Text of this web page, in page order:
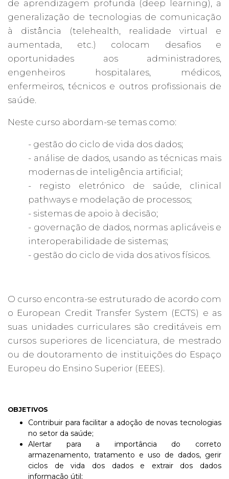
de aprendizagem profunda (deep learning), a
generalização de tecnologias de comunicação
à distância (telehealth, realidade virtual e
aumentada, etc.) colocam desafios e
oportunidades aos administradores,
engenheiros hospitalares, médicos,
enfermeiros, técnicos e outros profissionais de
saúde.
Neste curso abordam-se temas como:
- gestão do ciclo de vida dos dados;
- análise de dados, usando as técnicas mais
modernas de inteligência artificial;
- registo eletrónico de saúde, clinical
pathways e modelação de processos;
- sistemas de apoio à decisão;
- governação de dados, normas aplicáveis e
interoperabilidade de sistemas;
- gestão do ciclo de vida dos ativos físicos.
O curso encontra-se estruturado de acordo com
o European Credit Transfer System (ECTS) e as
suas unidades curriculares são creditáveis em
cursos superiores de licenciatura, de mestrado
ou de doutoramento de instituições do Espaço
Europeu do Ensino Superior (EEES).
OBJETIVOS
Contribuir para facilitar a adoção de novas tecnologias
no setor da saúde;
Alertar para a importância do correto
armazenamento, tratamento e uso de dados, gerir
ciclos de vida dos dados e extrair dos dados
informação útil;